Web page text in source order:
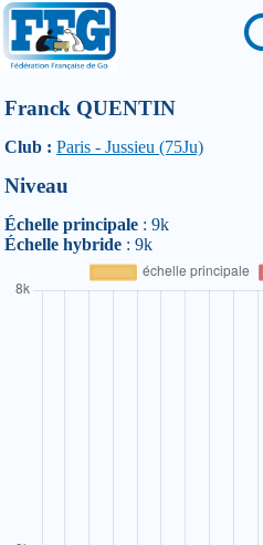
Franck QUENTIN
Club : Paris - Jussieu (75Ju)
Niveau
Échelle principale : 9k
Échelle hybride : 9k